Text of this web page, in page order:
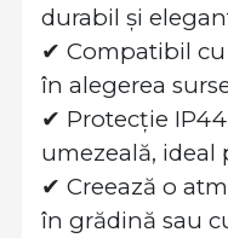
durabil și
✔ Compatibil cu
în alegerea
✔ Protecție
umezeală,
✔ Creează o
în grădină sau